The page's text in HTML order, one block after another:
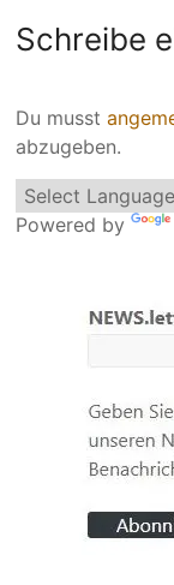
Schreibe
Du musst
abzugeben.
Powered by